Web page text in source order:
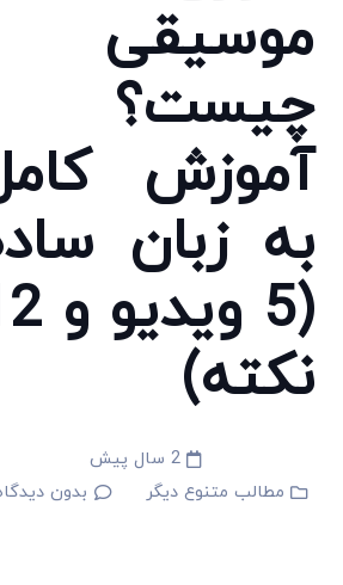
موسیقی
چیست؟
آموزش
به زبان
(5
نکته)
2 سال پیش
مطالب متنوع دیگر
بدون